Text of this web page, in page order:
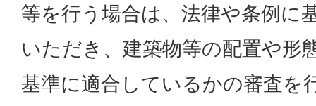
等を行う場合は、法律や条例に
いただき、建築物等の配置や形
基準に適合しているかの審査を